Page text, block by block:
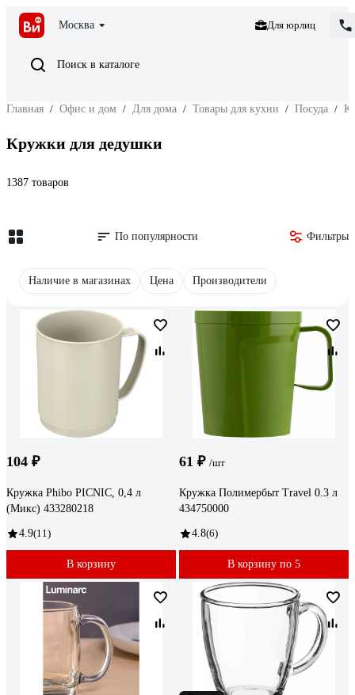
Москва Для юрлиц
Поиск в каталоге
Главная / Офис и дом / Для дома / Товары для кухни / Посуда /
Кружки для дедушки
1387 товаров
По популярности Фильтры
Наличие в магазинах Цена Производители
104 ₽
Кружка Phibo PICNIC, 0,4 л
(Микс) 433280218
4.9(11)
В корзину
61 ₽ /шт
Кружка Полимербыт Travel 0.3 л
434750000
4.8(6)
В корзину по 5